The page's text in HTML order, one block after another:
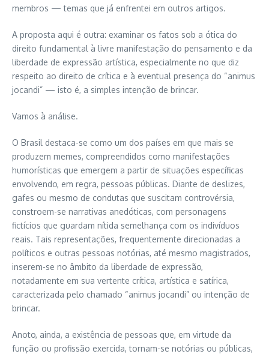
membros — temas que já enfrentei em outros artigos.
A proposta aqui é outra: examinar os fatos sob a ótica do
direito fundamental à livre manifestação do pensamento e da
liberdade de expressão artística, especialmente no que diz
respeito ao direito de crítica e à eventual presença do “animus
jocandi” — isto é, a simples intenção de brincar.
Vamos à análise.
O Brasil destaca-se como um dos países em que mais se
produzem memes, compreendidos como manifestações
humorísticas que emergem a partir de situações específicas
envolvendo, em regra, pessoas públicas. Diante de deslizes,
gafes ou mesmo de condutas que suscitam controvérsia,
constroem-se narrativas anedóticas, com personagens
fictícios que guardam nítida semelhança com os indivíduos
reais. Tais representações, frequentemente direcionadas a
políticos e outras pessoas notórias, até mesmo magistrados,
inserem-se no âmbito da liberdade de expressão,
notadamente em sua vertente crítica, artística e satírica,
caracterizada pelo chamado “animus jocandi” ou intenção de
brincar.
Anoto, ainda, a existência de pessoas que, em virtude da
função ou profissão exercida, tornam-se notórias ou públicas,